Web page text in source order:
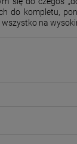
do kompletu,
na